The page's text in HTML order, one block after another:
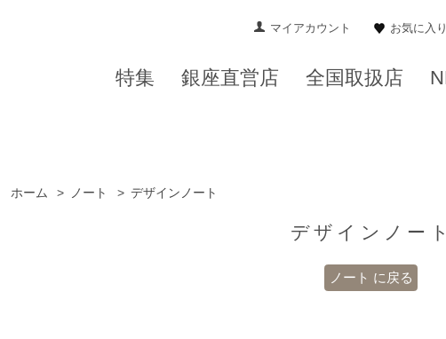
ホーム > ノート > デザインノート
デザインノート
ノート に戻る
マイアカウント お気に入り
特集 銀座直営店 全国取扱店